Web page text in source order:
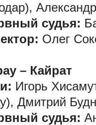
судья:
Олег
– Кайрат
Игорь
Дмитрий
судья: